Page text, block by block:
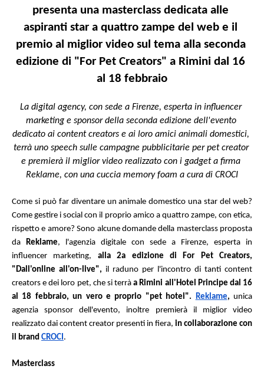
presenta una masterclass dedicata alle
aspiranti star a quattro zampe del web e il
premio al miglior video sul tema alla seconda
edizione di "For Pet Creators" a Rimini dal 16
al 18 febbraio
La digital agency, con sede a Firenze, esperta in influencer
marketing e sponsor della seconda edizione dell'evento
dedicato ai content creators e ai loro amici animali domestici,
terrà uno speech sulle campagne pubblicitarie per pet creator
e premierà il miglior video realizzato con i gadget a firma
Reklame, con una cuccia memory foam a cura di CROCI
Come si può far diventare un animale domestico una star del web?
Come gestire i social con il proprio amico a quattro zampe, con etica,
rispetto e amore? Sono alcune domande della masterclass proposta
da Reklame, l'agenzia digitale con sede a Firenze, esperta in
influencer marketing, alla 2a edizione di For Pet Creators,
"Dall'online all'on-live", il raduno per l'incontro di tanti content
creators e dei loro pet, che si terrà a Rimini all'Hotel Principe dal 16
al 18 febbraio, un vero e proprio "pet hotel". Reklame, unica
agenzia sponsor dell'evento, inoltre premierà il miglior video
realizzato dai content creator presenti in fiera, in collaborazione con
il brand CROCI.
Masterclass